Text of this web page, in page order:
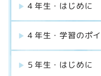
４年生・はじめに
４年生・学習のポ
５年生・はじめに